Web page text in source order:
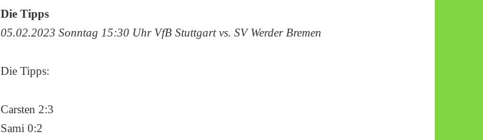
Die Tipps
05.02.2023 Sonntag 15:30 Uhr VfB Stuttgart vs. SV Werder Bremen
Die Tipps:
Carsten 2:3
Sami 0:2